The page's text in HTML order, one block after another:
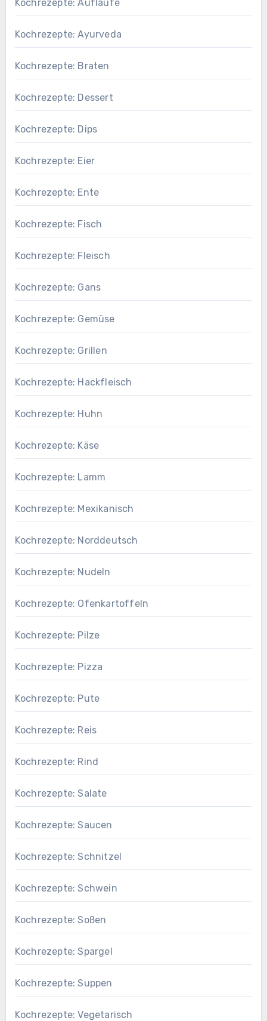
Kochrezepte: Aufläufe
Kochrezepte: Ayurveda
Kochrezepte: Braten
Kochrezepte: Dessert
Kochrezepte: Dips
Kochrezepte: Eier
Kochrezepte: Ente
Kochrezepte: Fisch
Kochrezepte: Fleisch
Kochrezepte: Gans
Kochrezepte: Gemüse
Kochrezepte: Grillen
Kochrezepte: Hackfleisch
Kochrezepte: Huhn
Kochrezepte: Käse
Kochrezepte: Lamm
Kochrezepte: Mexikanisch
Kochrezepte: Norddeutsch
Kochrezepte: Nudeln
Kochrezepte: Ofenkartoffeln
Kochrezepte: Pilze
Kochrezepte: Pizza
Kochrezepte: Pute
Kochrezepte: Reis
Kochrezepte: Rind
Kochrezepte: Salate
Kochrezepte: Saucen
Kochrezepte: Schnitzel
Kochrezepte: Schwein
Kochrezepte: Soßen
Kochrezepte: Spargel
Kochrezepte: Suppen
Kochrezepte: Vegetarisch